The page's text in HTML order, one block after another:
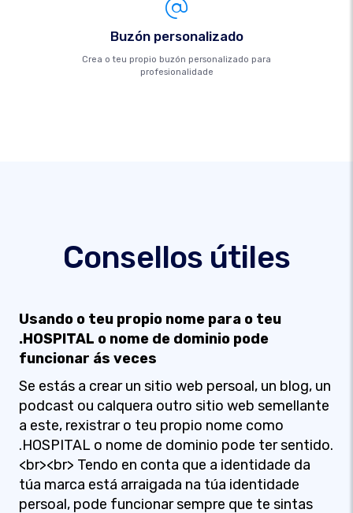
Buzón personalizado
Crea o teu propio buzón personalizado para
profesionalidade
Consellos útiles
Usando o teu propio nome para o teu
.HOSPITAL o nome de dominio pode
funcionar ás veces
Se estás a crear un sitio web persoal, un blog, un
podcast ou calquera outro sitio web semellante
a este, rexistrar o teu propio nome como
.HOSPITAL o nome de dominio pode ter sentido.
<br><br> Tendo en conta que a identidade da
túa marca está arraigada na túa identidade
persoal, pode funcionar sempre que te sintas